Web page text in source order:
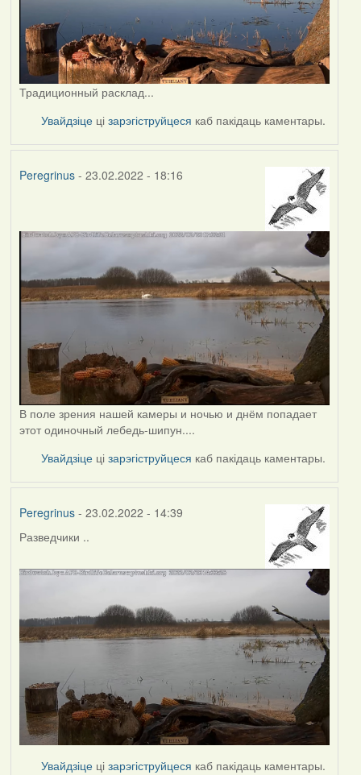
Традиционный расклад...
Увайдзіце цізарэгіструйцеся каб пакідаць каментары.
Peregrinus- 23.02.2022 - 18:16
В поле зрения нашей камеры и ночью и днём попадает
этот одиночный лебедь-шипун....
Увайдзіце цізарэгіструйцеся каб пакідаць каментары.
Peregrinus- 23.02.2022 - 14:39
Разведчики ..
Увайдзіце цізарэгіструйцеся каб пакідаць каментары.